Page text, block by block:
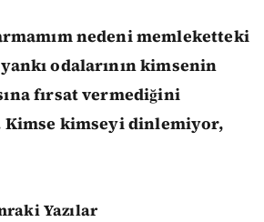
nedeni memleketteki
odalarının kimsenin
fırsat vermediğini
kimseyi dinlemiyor,
Yazılar